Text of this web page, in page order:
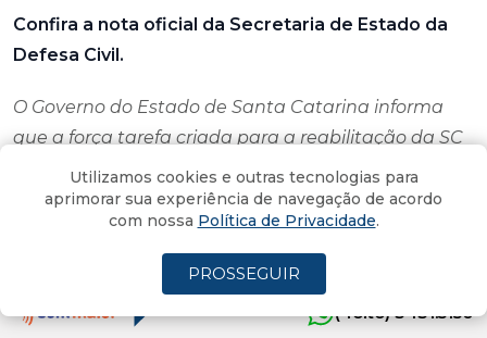
Confira a nota oficial da Secretaria de Estado da
Defesa Civil.
O Governo do Estado de Santa Catarina informa
que a força tarefa criada para a reabilitação da SC
390 Serra do Rio do Rastro concluiu na tarde desta
quinta-feira (07) as obras emergenciais de
melhorias na pista de rolamento antes do tempo
Desta forma, o trânsito está liberado para veículos
(4oito) 3431.5150
Utilizamos cookies e outras tecnologias para
aprimorar sua experiência de navegação de acordo
com nossa Política de Privacidade.
PROSSEGUIR